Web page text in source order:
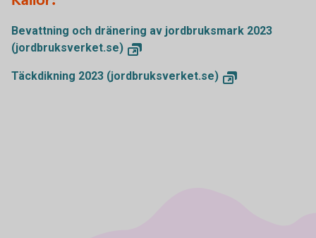
Bevattning och dränering av jordbruksmark 2023
(jordbruksverket.se)
Täckdikning 2023 (jordbruksverket.se)